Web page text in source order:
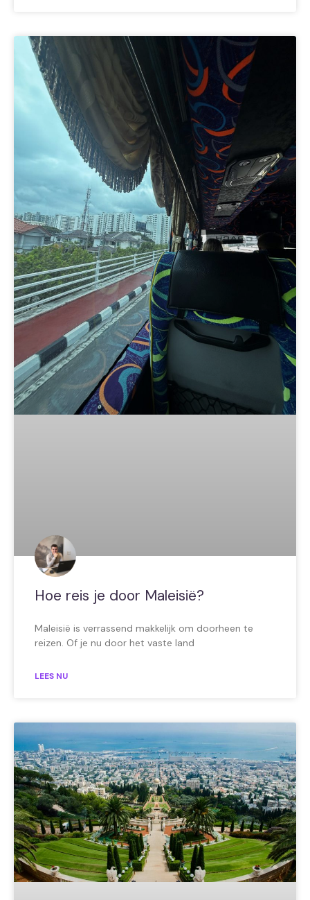
Hoe reis je door Maleisië?
Maleisië is verrassend makkelijk om doorheen te
reizen. Of je nu door het vaste land
LEES NU